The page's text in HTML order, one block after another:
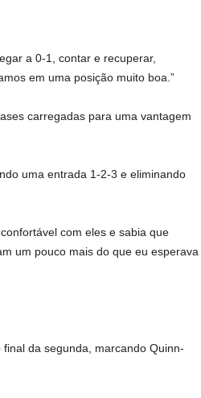
a 0-1, contar e recuperar,
em uma posição muito boa.”
carregadas para uma vantagem
uma entrada 1-2-3 e eliminando
com eles e sabia que
um pouco mais do que eu esperava
da segunda, marcando Quinn-